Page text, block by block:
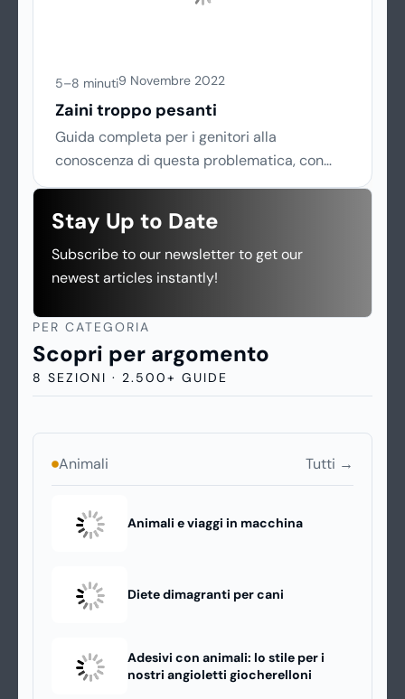
importante per le mamme conoscerli assai
su questo delicato prodotto.
5–8 minuti9 Novembre 2022
Zaini troppo pesanti
Guida completa per i genitori alla
conoscenza di questa problematica, con
informazioni e consigli utili per capirne
manifestazioni, individuare lo specialista più
indicato e intervenire per fronteggiarla nel
migliore dei modi
Stay Up to Date
Subscribe to our newsletter to get our
newest articles instantly!
PER CATEGORIA
Scopri per argomento
8 SEZIONI · 2.500+ GUIDE
Animali Tutti →
Animali e viaggi in macchina
Diete dimagranti per cani
Adesivi con animali: lo stile per i
nostri angioletti giocherelloni